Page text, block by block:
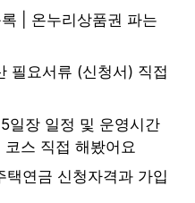
| 온누리상품권 파는
필요서류 (신청서) 직접
일장 일정 및 운영시간
코스 직접 해봤어요
연금 신청자격과 가입